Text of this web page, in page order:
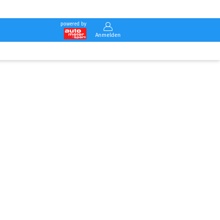
powered by
Anmelden